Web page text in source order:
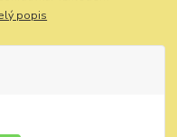
popis